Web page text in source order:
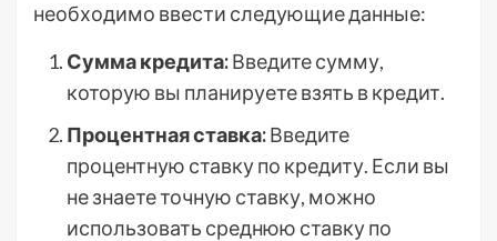
необходимо ввести следующие данные:
Сумма кредита:Введите сумму,
которую вы планируете взять в кредит.
Процентная ставка:Введите
процентную ставку по кредиту. Если вы
не знаете точную ставку, можно
использовать среднюю ставку по